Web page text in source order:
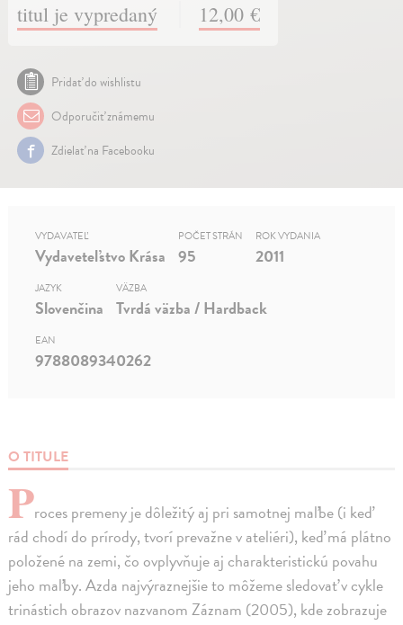
titul je vypredaný 12,00 €
Pridať do wishlistu
Odporučiť známemu
Zdielať na Facebooku
O TITULE
Proces premeny je dôležitý aj pri samotnej maľbe (i keď
rád chodí do prírody, tvorí prevažne v ateliéri), keď má plátno
položené na zemi, čo ovplyvňuje aj charakteristickú povahu
jeho maľby. Azda najvýraznejšie to môžeme sledovať v cykle
trinástich obrazov nazvanom Záznam (2005), kde zobrazuje
VYDAVATEĽ
Vydaveteľstvo Krása
POČET STRÁN
95
ROK VYDANIA
2011
JAZYK
Slovenčina
VÄZBA
Tvrdá väzba / Hardback
EAN
9788089340262